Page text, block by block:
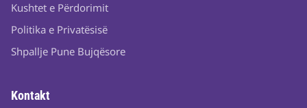
Kushtet e Përdorimit
Politika e Privatësisë
Shpallje Pune Bujqësore
Kontakt